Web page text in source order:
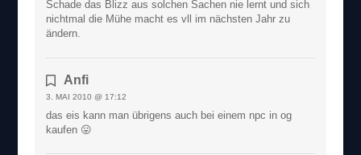
Schade das Blizz aus solchen Sachen nie lernt und sich
nichtmal die Mühe macht es vll im nächsten Jahr zu
ändern.
Anfi
3. MAI 2010 @ 17:12
das eis kann man übrigens auch bei einem npc in og
kaufen 😛